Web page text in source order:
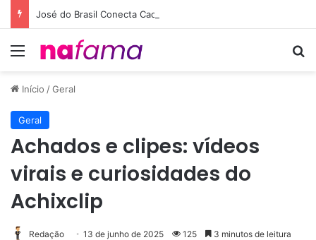
Menu
Início /Geral
Geral
Achados e clipes: vídeos
virais e curiosidades do
Achixclip
Redação 13 de junho de 2025 125 3 minutos de leitura